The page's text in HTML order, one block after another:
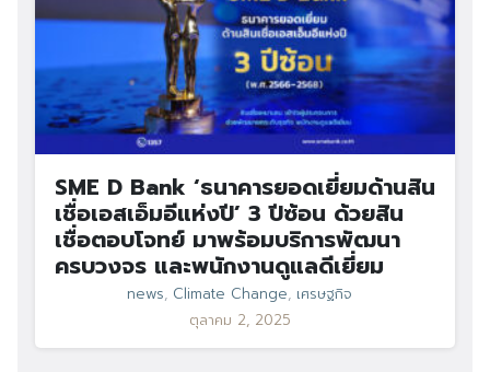
SME D Bank ‘ธนาคารยอดเยี่ยมด้านสิน
เชื่อเอสเอ็มอีแห่งปี’ 3 ปีซ้อน ด้วยสิน
เชื่อตอบโจทย์ มาพร้อมบริการพัฒนา
ครบวงจร และพนักงานดูแลดีเยี่ยม
news, Climate Change, เศรษฐกิจ
ตุลาคม 2, 2025